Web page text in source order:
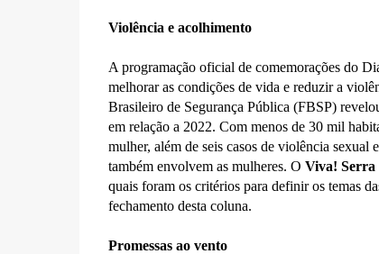
Violência e acolhimento
A programação oficial de comemorações do
melhorar as condições de vida e reduzir a
Brasileiro de Segurança Pública (FBSP)
em relação a 2022. Com menos de 30 mil
mulher, além de seis casos de violência sexual
também envolvem as mulheres. O Viva! Serra
quais foram os critérios para definir os temas
fechamento desta coluna.
Promessas ao vento